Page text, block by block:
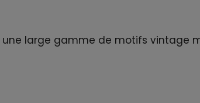
large gamme de motifs vintage